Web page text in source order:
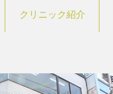
クリニック紹介